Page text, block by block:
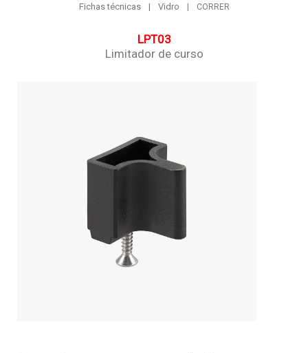
Fichas técnicas Vidro CORRER
LPT03
Limitador de curso